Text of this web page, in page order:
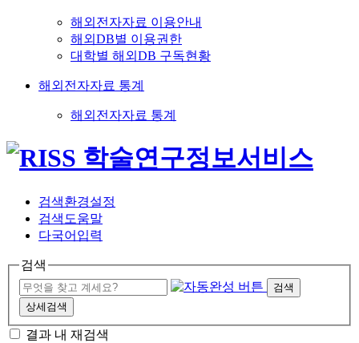
해외전자자료 이용안내
해외DB별 이용권한
대학별 해외DB 구독현황
해외전자자료 통계
해외전자자료 통계
검색환경설정
검색도움말
다국어입력
검색
검색
상세검색
결과 내 재검색